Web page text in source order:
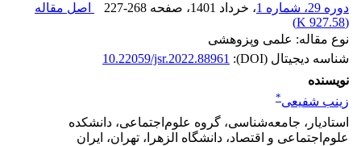
دوره 29، شماره 1
، خرداد 1401 ، صفحه 227-268
اصل مقاله
(
927.58 K
)
نوع مقاله: علمی وپزوهشی
شناسه دیجیتال (DOI):
10.22059/jsr.2022.88961
نویسنده
زینب شفیعی*
استادیار، جامعه‌شناسی، گروه علوم‌اجتماعی، دانشکده
علوم‌اجتماعی و اقتصاد، دانشگاه الزهرا، تهران، ایران